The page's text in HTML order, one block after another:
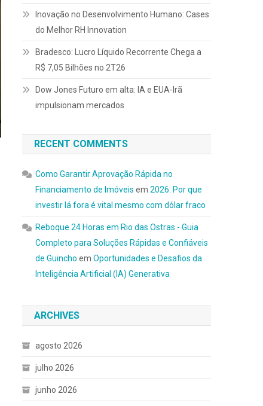
Inovação no Desenvolvimento Humano: Cases
do Melhor RH Innovation
Bradesco: Lucro Líquido Recorrente Chega a
R$ 7,05 Bilhões no 2T26
Dow Jones Futuro em alta: IA e EUA-Irã
impulsionam mercados
RECENT COMMENTS
Como Garantir Aprovação Rápida no
Financiamento de Imóveis em2026: Por que
investir lá fora é vital mesmo com dólar fraco
Reboque 24 Horas em Rio das Ostras - Guia
Completo para Soluções Rápidas e Confiáveis
de Guincho emOportunidades e Desafios da
Inteligência Artificial (IA) Generativa
ARCHIVES
agosto 2026
julho 2026
junho 2026